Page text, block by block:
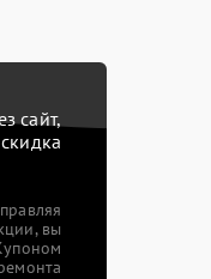
сайт,
вы